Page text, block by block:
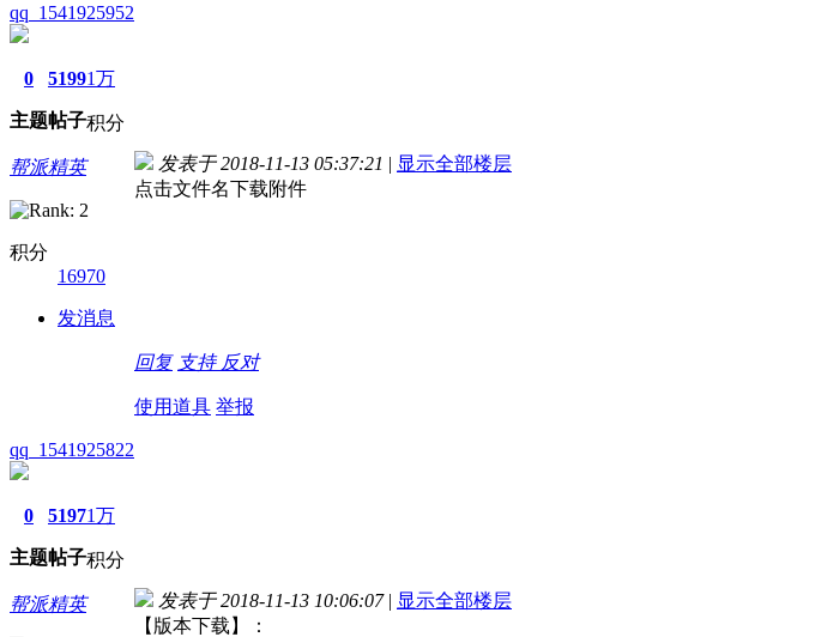
qq_1541925952
0
主题
5199
帖子
1万
积分
帮派精英
积分
16970
发消息
发表于 2018-11-13 05:37:21 | 显示全部楼层
点击文件名下载附件
回复 支持 反对
使用道具 举报
qq_1541925822
0
主题
5197
帖子
1万
积分
帮派精英 发表于 2018-11-13 10:06:07 | 显示全部楼层
【版本下载】：